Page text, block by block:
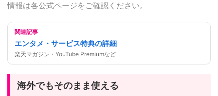
情報は各公式ページをご確認ください。
関連記事
エンタメ・サービス特典の詳細
楽天マガジン・YouTube Premiumなど
海外でもそのまま使える